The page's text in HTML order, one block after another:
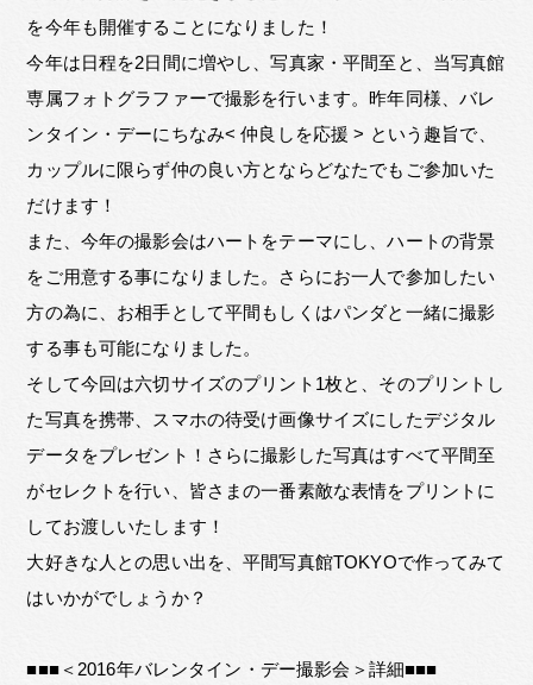
を今年も開催することになりました！
今年は日程を2日間に増やし、写真家・平間至と、当写真館
専属フォトグラファーで撮影を行います。昨年同様、バレ
ンタイン・デーにちなみ< 仲良しを応援 > という趣旨で、
カップルに限らず仲の良い方とならどなたでもご参加いた
だけます！
また、今年の撮影会はハートをテーマにし、ハートの背景
をご用意する事になりました。さらにお一人で参加したい
方の為に、お相手として平間もしくはパンダと一緒に撮影
する事も可能になりました。
そして今回は六切サイズのプリント1枚と、そのプリントし
た写真を携帯、スマホの待受け画像サイズにしたデジタル
データをプレゼント！さらに撮影した写真はすべて平間至
がセレクトを行い、皆さまの一番素敵な表情をプリントに
してお渡しいたします！
大好きな人との思い出を、平間写真館TOKYOで作ってみて
はいかがでしょうか？
■■■＜2016年バレンタイン・デー撮影会＞詳細■■■